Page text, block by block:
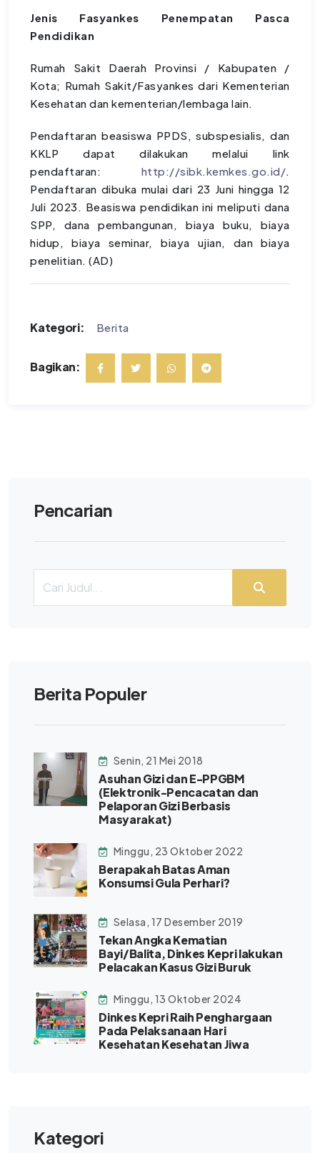
Jenis Fasyankes Penempatan Pasca
Pendidikan
Rumah Sakit Daerah Provinsi / Kabupaten /
Kota; Rumah Sakit/Fasyankes dari Kementerian
Kesehatan dan kementerian/lembaga lain.
Pendaftaran beasiswa PPDS, subspesialis, dan
KKLP dapat dilakukan melalui link
pendaftaran: http://sibk.kemkes.go.id/.
Pendaftaran dibuka mulai dari 23 Juni hingga 12
Juli 2023. Beasiswa pendidikan ini meliputi dana
SPP, dana pembangunan, biaya buku, biaya
hidup, biaya seminar, biaya ujian, dan biaya
penelitian. (AD)
Kategori: Berita
Bagikan:
Pencarian
Berita Populer
Senin, 21 Mei 2018
Asuhan Gizi dan E-PPGBM
(Elektronik-Pencacatan dan
Pelaporan Gizi Berbasis
Masyarakat)
Minggu, 23 Oktober 2022
Berapakah Batas Aman
Konsumsi Gula Perhari?
Selasa, 17 Desember 2019
Tekan Angka Kematian
Bayi/Balita, Dinkes Kepri lakukan
Pelacakan Kasus Gizi Buruk
Minggu, 13 Oktober 2024
Dinkes Kepri Raih Penghargaan
Pada Pelaksanaan Hari
Kesehatan Kesehatan Jiwa
Kategori